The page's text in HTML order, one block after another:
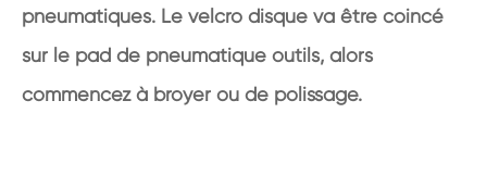
pneumatiques. Le velcro disque va être coincé
sur le pad de pneumatique outils, alors
commencez à broyer ou de polissage.